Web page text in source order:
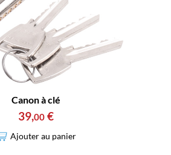
Canon à clé
39,00 €
Ajouter au panier